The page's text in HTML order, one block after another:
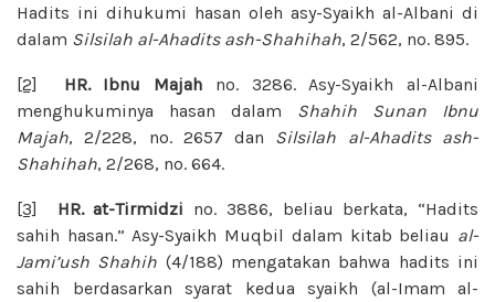
Hadits ini dihukumi hasan oleh asy-Syaikh al-Albani di
dalam Silsilah al-Ahadits ash-Shahihah, 2/562, no. 895.
[2] HR. Ibnu Majah no. 3286. Asy-Syaikh al-Albani
menghukuminya hasan dalam Shahih Sunan Ibnu
Majah, 2/228, no. 2657 dan Silsilah al-Ahadits ash-
Shahihah, 2/268, no. 664.
[3] HR. at-Tirmidzi no. 3886, beliau berkata, “Hadits
sahih hasan.” Asy-Syaikh Muqbil dalam kitab beliau al-
Jami’ush Shahih (4/188) mengatakan bahwa hadits ini
sahih berdasarkan syarat kedua syaikh (al-Imam al-